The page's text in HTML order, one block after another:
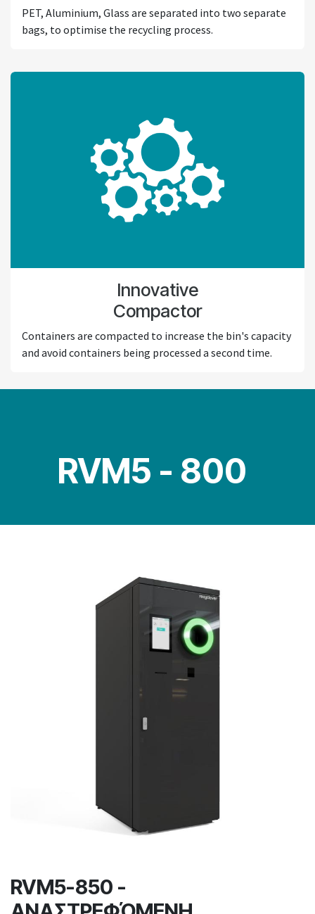
PET, Aluminium, Glass are separated into two separate
bags, to optimise the recycling process.
Innovative
Compactor
Containers are compacted to increase the bin's capacity
and avoid containers being processed a second time.
RVM5 - 800
RVM5-850 -